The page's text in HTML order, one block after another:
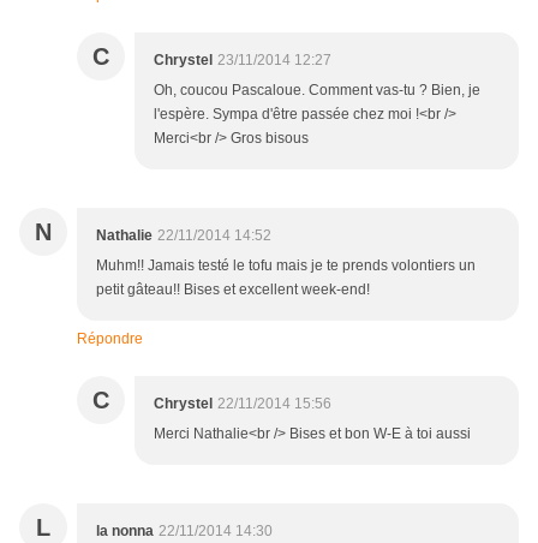
C Chrystel 23/11/2014 12:27
Oh, coucou Pascaloue. Comment vas-tu ? Bien, je
l'espère. Sympa d'être passée chez moi !<br />
Merci<br /> Gros bisous
N Nathalie 22/11/2014 14:52
Muhm!! Jamais testé le tofu mais je te prends volontiers un
petit gâteau!! Bises et excellent week-end!
Répondre
C Chrystel 22/11/2014 15:56
Merci Nathalie<br /> Bises et bon W-E à toi aussi
L la nonna 22/11/2014 14:30